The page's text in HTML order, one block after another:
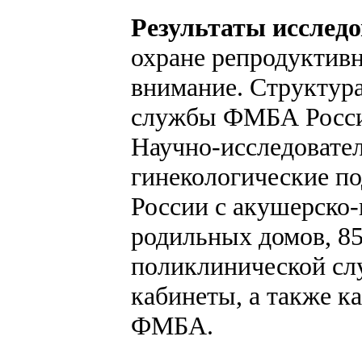
Результаты
охране
внимание.
службы ФМБА
Научно-
гинекологические
России с
родильных домов,
поликлинической
кабинеты, а также
ФМБА.